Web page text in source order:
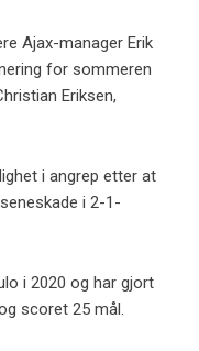
Ajax-manager Erik
for sommeren
Eriksen,
i angrep etter at
i 2-1-
i 2020 og har gjort
scoret 25 mål.